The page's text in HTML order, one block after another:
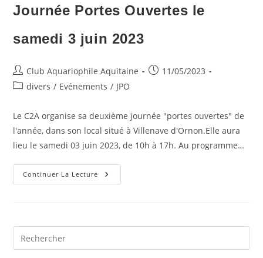
Journée Portes Ouvertes le
samedi 3 juin 2023
Auteur/autrice
de
Club Aquariophile Aquitaine
Publication
11/05/2023
Postdivers / Evénements / JPO
Le C2A organise sa deuxième journée "portes ouvertes" de
l'année, dans son local situé à Villenave d'Ornon.Elle aura
lieu le samedi 03 juin 2023, de 10h à 17h. Au programme…
Continuer La Lecture Journée
Portes
Juin